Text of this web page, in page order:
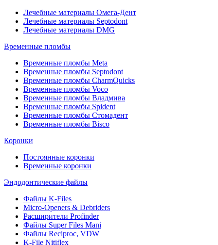
Лечебные материалы Омега-Дент
Лечебные материалы Septodont
Лечебные материалы DMG
Временные пломбы
Временные пломбы Meta
Временные пломбы Septodont
Временные пломбы CharmQuicks
Временные пломбы Voco
Временные пломбы Владмива
Временные пломбы Spident
Временные пломбы Стомадент
Временные пломбы Bisco
Коронки
Постоянные коронки
Временные коронки
Эндодонтические файлы
Файлы K-Files
Micro-Openers & Debriders
Расширители Profinder
Файлы Super Files Mani
Файлы Reciproc, VDW
K-File Nitiflex